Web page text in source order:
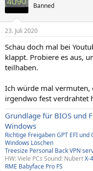
Banned
23. Juli 2020
Schau doch mal bei
klappt. Probiere es aus,
teilhaben.
Ich würde mal vermuten,
irgendwo fest verdrahtet
Grundlage für BIOS und
Windows
Richtige FreigabenGPT EFI und
Windows Löschen
Treesize Personal BackVPN
HW: Viele PCs Sound: NubertX-
RME Babyface Pro FS